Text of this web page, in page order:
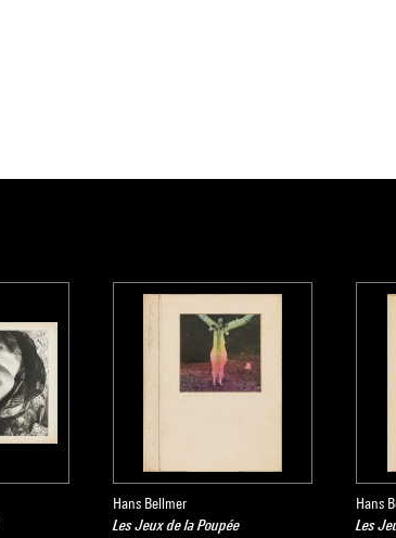
Hans Bellmer
Les Jeux de la Poupée
Hans
Les